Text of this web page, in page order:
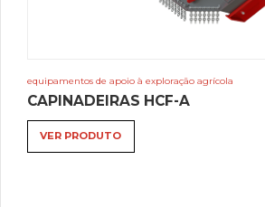
equipamentos de apoio à exploração agrícola
CAPINADEIRAS HCF-A
VER PRODUTO